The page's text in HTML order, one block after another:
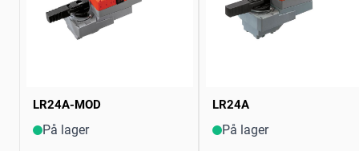
LR24A-MOD
På lager
LR24A
På lager